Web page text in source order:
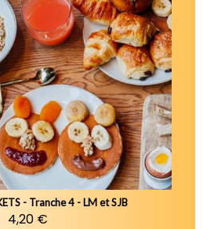
- Tranche 4 - LM et SJB
4,20 €